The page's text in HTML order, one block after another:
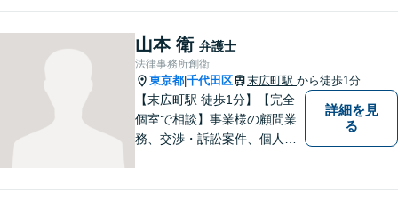
まずはご相談ください。【メ
ディア出演】
山本 衛 弁護士
法律事務所創衛
東京都 千代田区 末広町駅 から徒歩1分
【末広町駅 徒歩1分】【完全
個室で相談】事業様の顧問業
務、交渉・訴訟案件、個人の
詳細を見
る